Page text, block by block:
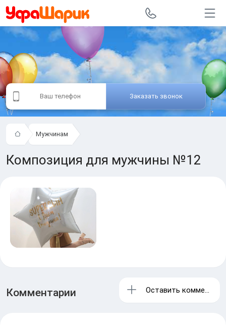
Заказать звонок
Мужчинам
Композиция для мужчины №12
Комментарии Оставить